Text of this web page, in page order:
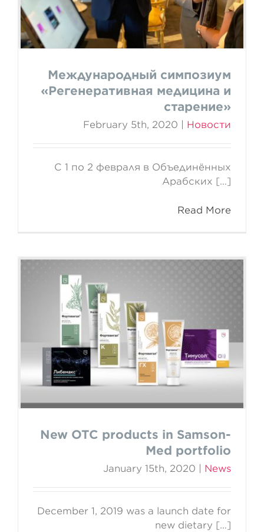
Международный симпозиум
«Регенеративная медицина и
старение»
February 5th, 2020 | Новости
С 1 по 2 февраля в Объединённых
Арабских […]
Read More
New OTC products in
Samson-Med portfolio
New OTC products in Samson-
Med portfolio
January 15th, 2020 News
December 1, 2019 was a launch date for
new dietary […]